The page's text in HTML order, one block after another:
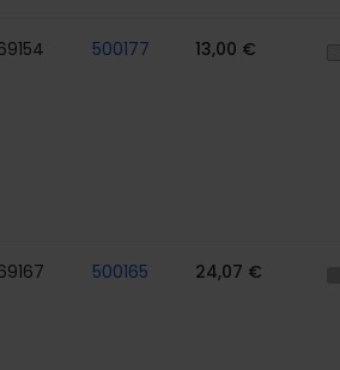
500177 13,00 €
500165 24,07 €